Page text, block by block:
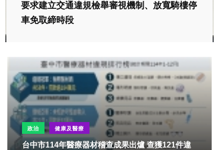
要求建立交通違規檢舉審視機制、放寬騎樓停
車免取締時段
政治 健康及醫療
台中市114年醫療器材稽查成果出爐 查獲121件違